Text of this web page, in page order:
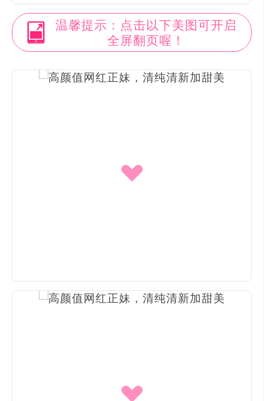
温馨提示：点击以下美图可开启
全屏翻页喔！